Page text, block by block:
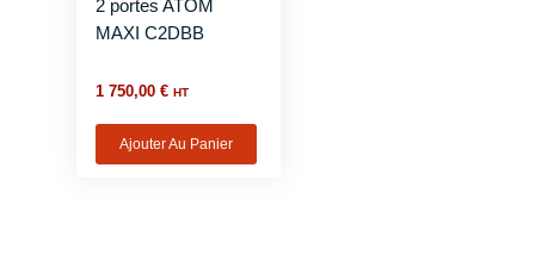
2 portes ATOM
MAXI C2DBB
1 750,00€ HT
Ajouter Au Panier